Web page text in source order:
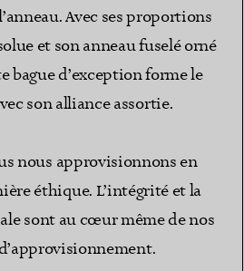
Avec ses proportions
et son anneau fuselé orné
bague d’exception forme le
son alliance assortie.
nous approvisionnons en
éthique. L’intégrité et la
sont au cœur même de nos